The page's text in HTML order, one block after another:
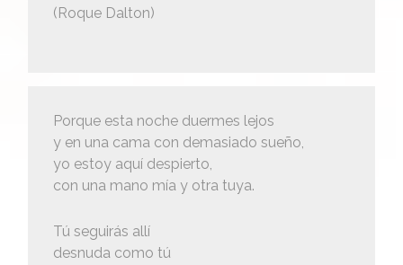
(Roque Dalton)
Porque esta noche duermes lejos
y en una cama con demasiado sueño,
yo estoy aquí despierto,
con una mano mía y otra tuya.
Tú seguirás allí
desnuda como tú